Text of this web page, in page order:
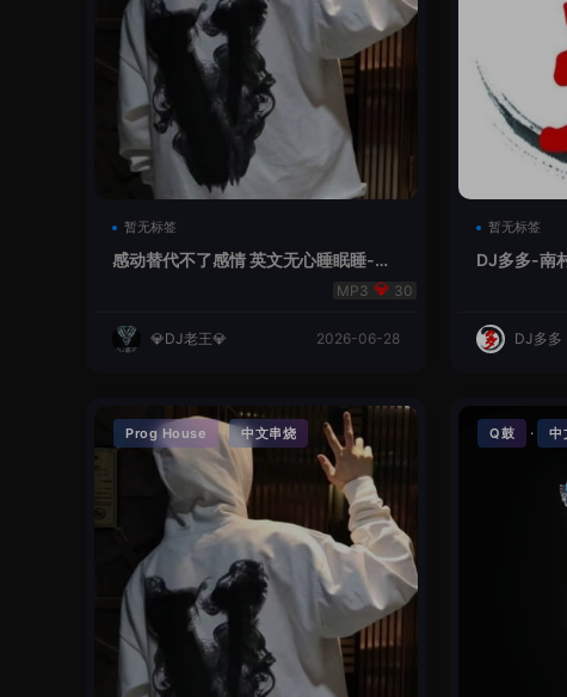
暂无标签
感动替代不了感情 英文无心睡眠睡-小
30
💎DJ老王💎 2026-06-28
暂无标签
DJ多多-南
DJ多多
Prog House · 中文串烧 Q鼓 · 中